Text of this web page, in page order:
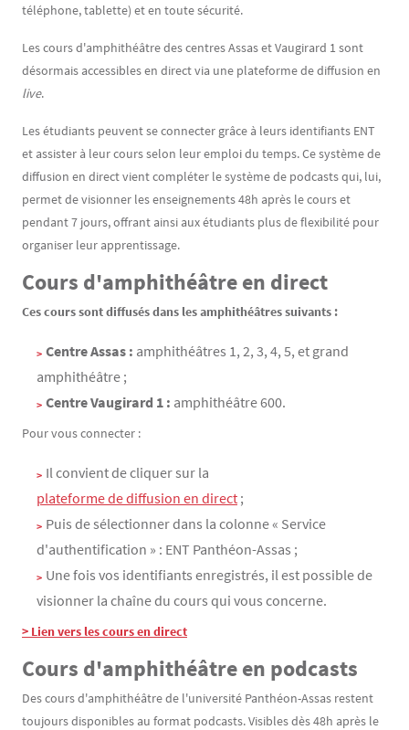
téléphone, tablette) et en toute sécurité.
Les cours d'amphithéâtre des centres Assas et Vaugirard 1 sont
désormais accessibles en direct via une plateforme de diffusion en
live.
Les étudiants peuvent se connecter grâce à leurs identifiants ENT
et assister à leur cours selon leur emploi du temps. Ce système de
diffusion en direct vient compléter le système de podcasts qui, lui,
permet de visionner les enseignements 48h après le cours et
pendant 7 jours, offrant ainsi aux étudiants plus de flexibilité pour
organiser leur apprentissage.
Cours d'amphithéâtre en direct
Ces cours sont diffusés dans les amphithéâtres suivants :
Centre Assas : amphithéâtres 1, 2, 3, 4, 5, et grand
amphithéâtre ;
Centre Vaugirard 1 : amphithéâtre 600.
Pour vous connecter :
Il convient de cliquer sur la
plateforme de diffusion en direct ;
Puis de sélectionner dans la colonne « Service
d'authentification » : ENT Panthéon-Assas ;
Une fois vos identifiants enregistrés, il est possible de
visionner la chaîne du cours qui vous concerne.
> Lien vers les cours en direct
Cours d'amphithéâtre en podcasts
Des cours d'amphithéâtre de l'université Panthéon-Assas restent
toujours disponibles au format podcasts. Visibles dès 48h après le